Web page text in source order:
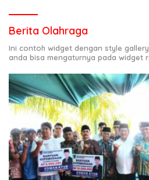
Berita Olahraga
Ini contoh widget dengan style
anda bisa mengaturnya pada widget